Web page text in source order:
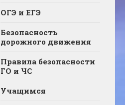
ОГЭ и ЕГЭ
Безопасность
дорожного движения
Правила безопасности
ГО и ЧС
Учащимся